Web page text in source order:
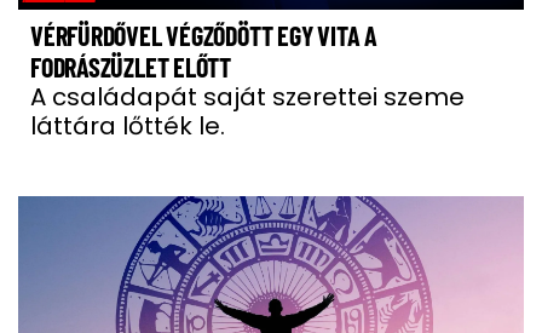
VÉRFÜRDŐVEL VÉGZŐDÖTT EGY VITA A
FODRÁSZÜZLET ELŐTT
A családapát saját szerettei szeme
láttára lőtték le.